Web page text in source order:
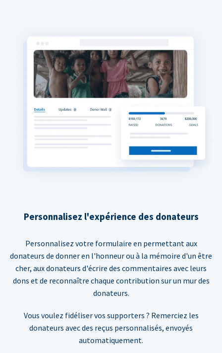
Personnalisez l'expérience des donateurs
Personnalisez votre formulaire en permettant aux
donateurs de donner en l'honneur ou à la mémoire d'un être
cher, aux donateurs d'écrire des commentaires avec leurs
dons et de reconnaître chaque contribution sur un mur des
donateurs.
Vous voulez fidéliser vos supporters ? Remerciez les
donateurs avec des reçus personnalisés, envoyés
automatiquement.